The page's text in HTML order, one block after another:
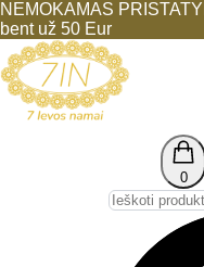
NEMOKAMAS
bent už 50 Eur
0